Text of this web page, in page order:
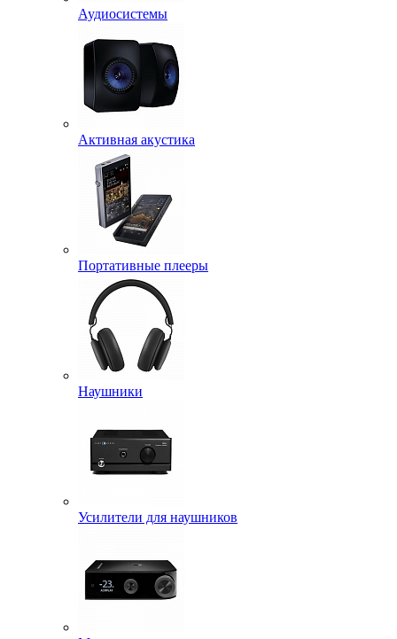
Аудиосистемы
Активная акустика
Портативные плееры
Наушники
Усилители для наушников